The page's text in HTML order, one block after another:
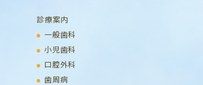
診療案内
一般歯科
小児歯科
口腔外科
歯周病